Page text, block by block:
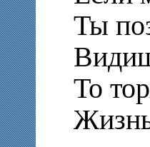
Ты
То